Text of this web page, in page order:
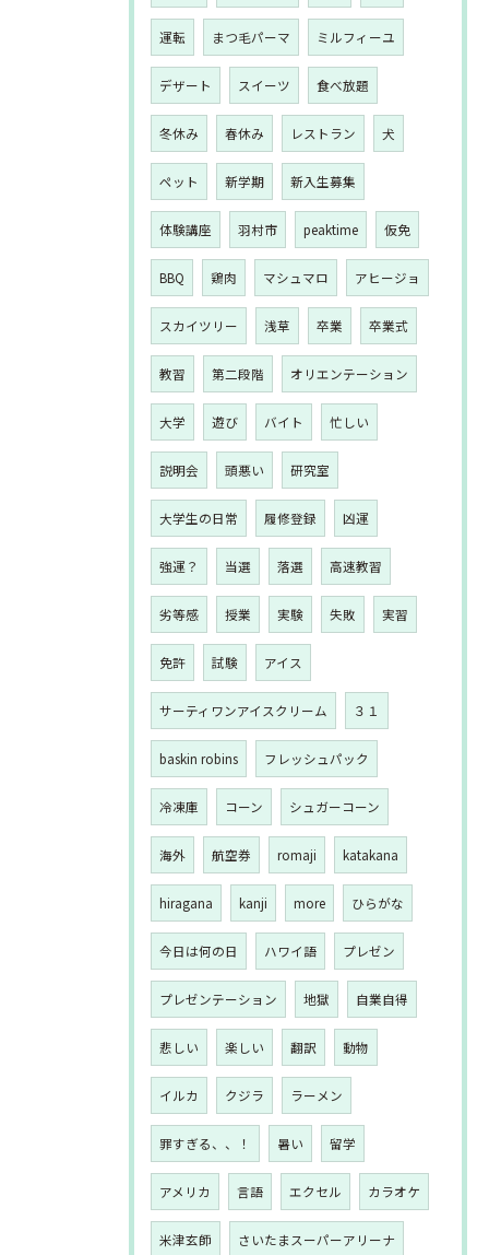
運転 まつ毛パーマ ミルフィーユ
デザート スイーツ 食べ放題
冬休み 春休み レストラン 犬
ペット 新学期 新入生募集
体験講座 羽村市 peaktime 仮免
BBQ 鶏肉 マシュマロ アヒージョ
スカイツリー 浅草 卒業 卒業式
教習 第二段階 オリエンテーション
大学 遊び バイト 忙しい
説明会 頭悪い 研究室
大学生の日常 履修登録 凶運
強運？ 当選 落選 高速教習
劣等感 授業 実験 失敗 実習
免許 試験 アイス
サーティワンアイスクリーム ３１
baskin robins フレッシュパック
冷凍庫 コーン シュガーコーン
海外 航空券 romaji katakana
hiragana kanji more ひらがな
今日は何の日 ハワイ語 プレゼン
プレゼンテーション 地獄 自業自得
悲しい 楽しい 翻訳 動物
イルカ クジラ ラーメン
罪すぎる、、！ 暑い 留学
アメリカ 言語 エクセル カラオケ
米津玄師 さいたまスーパーアリーナ